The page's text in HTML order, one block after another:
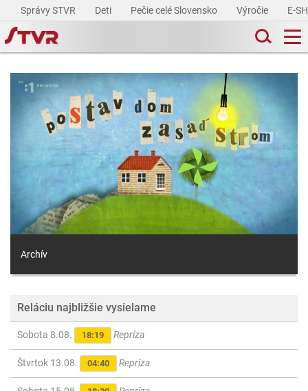
Správy STVR Deti Pečie celé Slovensko Výročie E-
Archív
Reláciu najbližšie vysielame
Sobota 8.08. 18:19 Repríza
Štvrtok 13.08. 04:40 Repríza